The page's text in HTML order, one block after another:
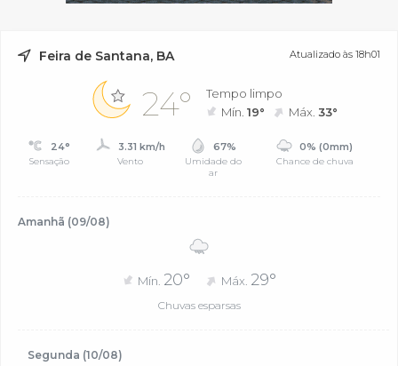
Feira de Santana, BA Atualizado às 18h01
24°
Tempo limpo
Mín.19° Máx.33°
24°
Sensação
3.31 km/h
Vento
67%
Umidade do
ar
0% (0mm)
Chance de chuva
Amanhã (09/08)
Mín. 20° Máx. 29°
Chuvas esparsas
Segunda (10/08)